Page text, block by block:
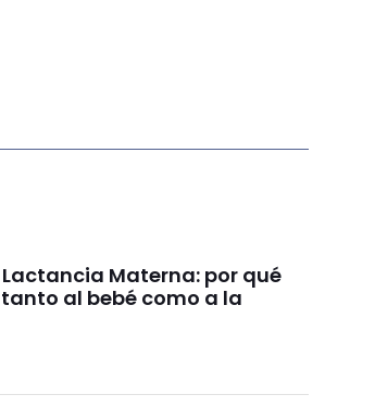
Materna: por qué
al bebé como a la